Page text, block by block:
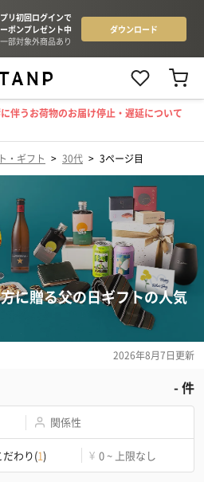
伴うお荷物のお届け停止・遅延について
・ギフト > 30代 > 3ページ目
に贈る父の日ギフトの人気
2026年8月7日更新
-件
関係性
だわり(1) ¥ 0 ~ 上限なし